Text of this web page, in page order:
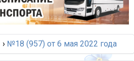
› №18 (957) от 6 мая 2022 года